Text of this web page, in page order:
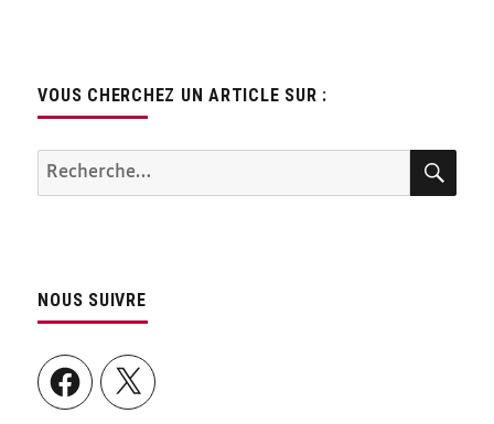
VOUS CHERCHEZ UN ARTICLE SUR :
Recherche
pour :
NOUS SUIVRE
Facebook
X